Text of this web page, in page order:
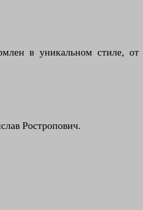
в уникальном стиле, от
Ростропович.